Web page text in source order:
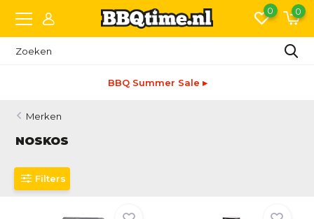
0 0
BBQ Summer Sale ▸
Merken
NOSKOS
Filters